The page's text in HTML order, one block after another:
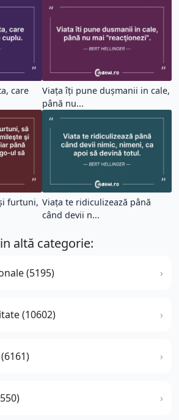
care
Viața îți pune dușmanii in cale,
până nu...
furtuni, Viața te ridiculizează până
când devii n...
altă categorie:
(5195)
(10602)